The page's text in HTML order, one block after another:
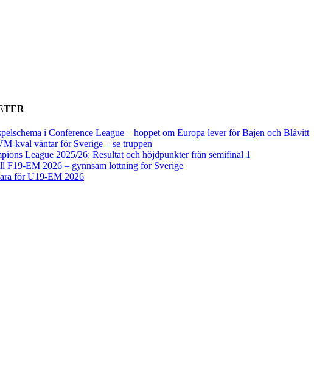
i Conference League – hoppet om Europa lever för Bajen och Blåvitt
kval väntar för Sverige – se truppen
League 2025/26: Resultat och höjdpunkter från semifinal 1
F19-EM 2026 – gynnsam lottning för Sverige
för U19-EM 2026